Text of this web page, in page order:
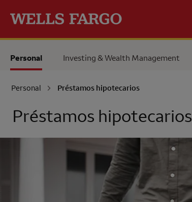
Personal Investing & Wealth Management
Personal Préstamos hipotecarios
Préstamos hipotecarios